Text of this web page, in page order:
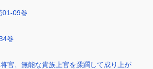
01-09巻
巻
官、無能な貴族上官を蹂躙して成り上が